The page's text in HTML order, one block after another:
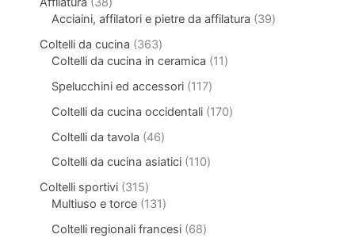
Acciaini, affilatori e pietre da affilatura
39
Coltelli da cucina
363
Coltelli da cucina in ceramica
11
Spelucchini ed accessori 117
Coltelli da cucina occidentali 170
Coltelli da tavola
46
Coltelli da cucina asiatici 110
Coltelli sportivi 315
Multiuso e torce 131
Coltelli regionali francesi 68